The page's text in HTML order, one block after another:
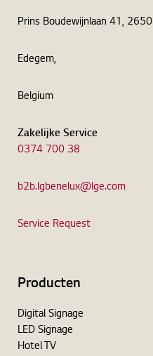
Prins Boudewijnlaan 41, 2650
Edegem,
Belgium
Zakelijke Service
0374 700 38
b2b.lgbenelux@lge.com
Service Request
Producten
Digital Signage
LED Signage
Hotel TV